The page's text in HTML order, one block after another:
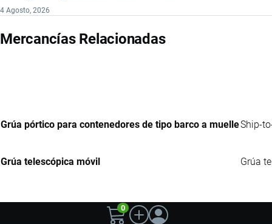
4 Agosto, 2026
Mercancías Relacionadas
Grúa pórtico para contenedores de tipo barco a muelleShip-
Grúa telescópica móvil Grúa
0